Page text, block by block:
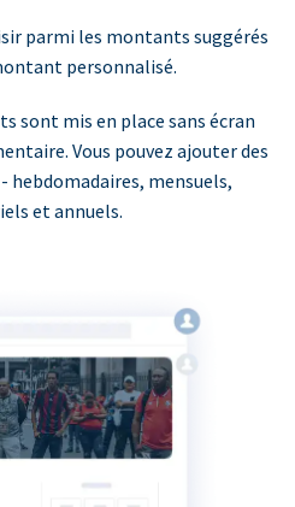
parmi les montants suggérés
personnalisé.
sont mis en place sans écran
Vous pouvez ajouter des
mensuels,
et annuels.